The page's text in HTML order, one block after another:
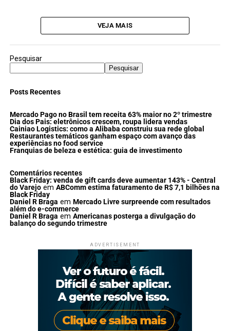
VEJA MAIS
Pesquisar
Pesquisar
Posts Recentes
Mercado Pago no Brasil tem receita 63% maior no 2º trimestre
Dia dos Pais: eletrônicos crescem, roupa lidera vendas
Cainiao Logistics: como a Alibaba construiu sua rede global
Restaurantes temáticos ganham espaço com avanço das
experiências no food service
Franquias de beleza e estética: guia de investimento
Comentários recentes
Black Friday: venda de gift cards deve aumentar 143% - Central
do Varejoem ABComm estima faturamento de R$ 7,1 bilhões na
Black Friday
Daniel R Braga em Mercado Livre surpreende com resultados
além do e-commerce
Daniel R Braga em Americanas posterga a divulgação do
balanço do segundo trimestre
ADVERTISEMENT